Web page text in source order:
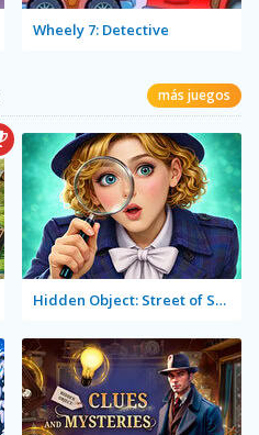
Wheely 7: Detective
más juegos
Hidden Object: Street of Secrets